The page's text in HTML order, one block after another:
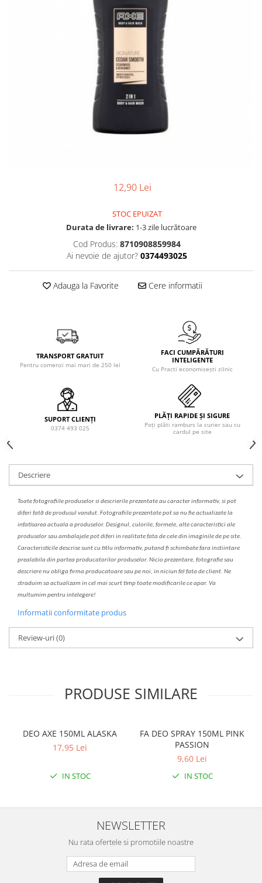
Detergent pardoseala
Echipamente de curăţenie
Folie aluminiu,folie alimentara
Produse pentru curatarea tenului
Tratament pentru par, conditioner
Vata demachianta
12,90 Lei
STOC EPUIZAT
Durata de livrare: 1-3 zile lucrătoare
Cod Produs: 8710908859984
Ai nevoie de ajutor? 0374493025
Adauga la Favorite Cere informatii
TRANSPORT GRATUIT
Pentru comenzi mai mari de 250 lei
FACI CUMPĂRĂTURI
INTELIGENTE
Cu Practi economisești zilnic
SUPORT CLIENȚI
0374 493 025
PLĂȚI RAPIDE ȘI SIGURE
Poți plăti ramburs la curier sau cu
cardul pe site
Descriere
Toate fotografiile produselorsidescrierileprezentate au caracter informativ, si pot
diferi fată de produsul vandut. Fotografiile prezentate pot sa nu fie actualizate la
infatisarea actuala a produselor. Designul, culorile, formele, alte caracteristici ale
produselor sau ambalajele pot diferi in realitate fata de cele din imaginile de pe site.
Caracteristicile descrise sunt cu titlu informativ, putand fi schimbate fara instiintare
prealabila din partea producatorilor produselor. Nicio prezentare, fotografie sau
descriere nu obliga firma producatoare sau pe noi, in niciun fel fata de client. Ne
straduim sa actualizam in cel mai scurt timp toate modificarile ce apar. Va
multumim pentru intelegere!
Informatii conformitate produs
Review-uri(0)
PRODUSE SIMILARE
DEO AXE 150ML ALASKA
17,95 Lei
IN STOC
FA DEO SPRAY 150ML PINK
PASSION
9,60 Lei
IN STOC
NEWSLETTER
Nu rata ofertele si promotiile noastre